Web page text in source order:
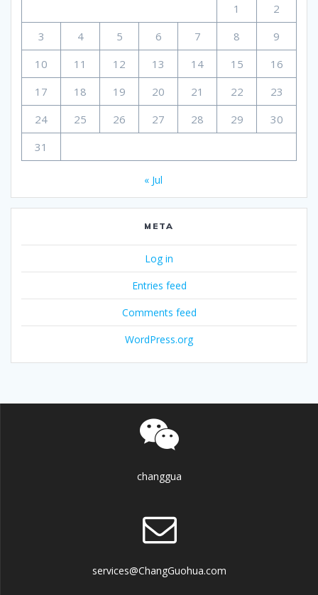
1
2
3
4 5 6 7 8
9
10
11 12 13 14 15
16
17
18 19 20 21 22
23
24
25 26 27 28 29
30
31
« Jul
META
Log in
Entries feed
Comments feed
WordPress.org
changgua
services@ChangGuohua.com